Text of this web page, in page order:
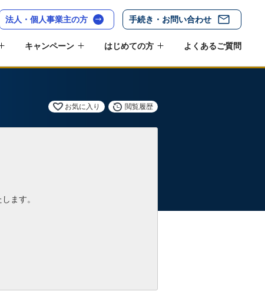
法人・個人事業主の方 手続き・お問い合わせ
キャンペーン はじめての方 よくあるご質問
お気に入り 閲覧履歴
ます。